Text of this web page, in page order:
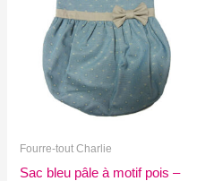
options
peuvent
être
choisies
du
Fourre-tout Charlie
Sac bleu pâle à motif pois –